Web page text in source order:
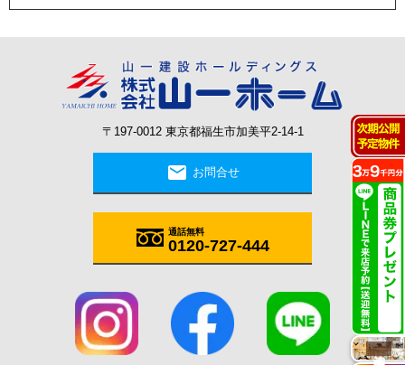
〒197-0012 東京都福生市加美平2-14-1
mail お問合せ
通話無料
0120-727-444
施工実例